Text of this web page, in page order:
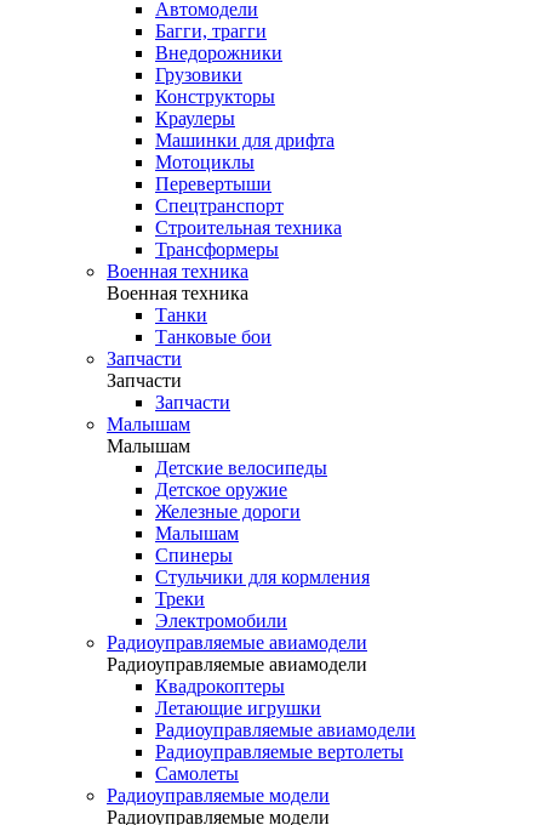
Автомодели
Багги, трагги
Внедорожники
Грузовики
Конструкторы
Краулеры
Машинки для дрифта
Мотоциклы
Перевертыши
Спецтранспорт
Строительная техника
Трансформеры
Военная техника
Военная техника
Танки
Танковые бои
Запчасти
Запчасти
Запчасти
Малышам
Малышам
Детские велосипеды
Детское оружие
Железные дороги
Малышам
Спинеры
Стульчики для кормления
Треки
Электромобили
Радиоуправляемые авиамодели
Радиоуправляемые авиамодели
Квадрокоптеры
Летающие игрушки
Радиоуправляемые авиамодели
Радиоуправляемые вертолеты
Самолеты
Радиоуправляемые модели
Радиоуправляемые модели